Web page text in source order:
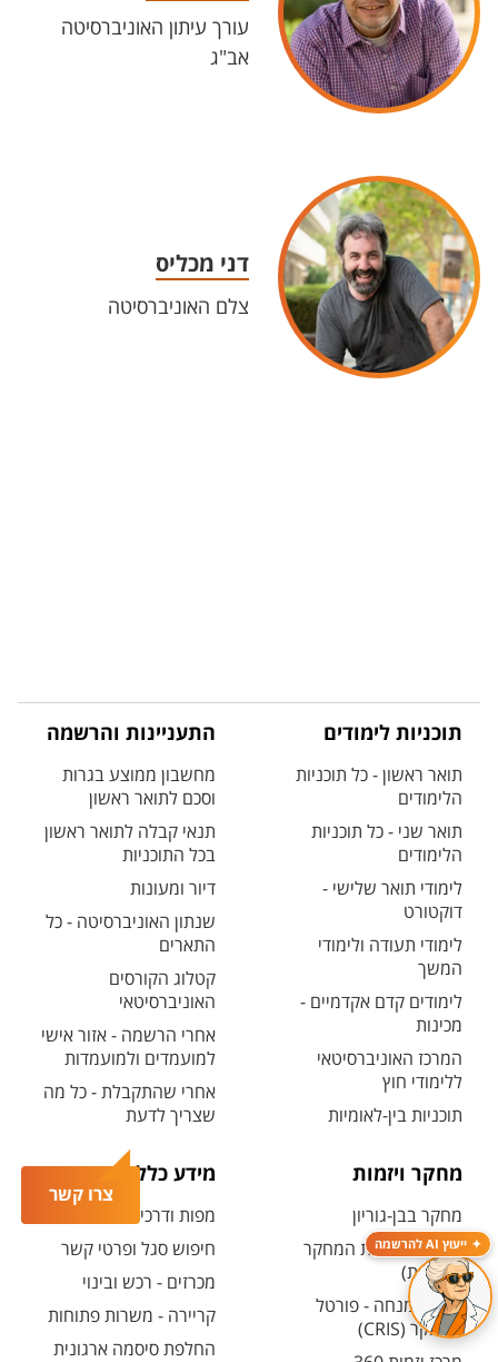
צרו קשר
ייעוץ AI להרשמה
עורך עיתון האוניברסיטה
אב"ג
דני מכליס
צלם האוניברסיטה
תוכניות לימודים
תואר ראשון - כל תוכניות
הלימודים
תואר שני - כל תוכניות
הלימודים
לימודי תואר שלישי -
דוקטורט
לימודי תעודה ולימודי
המשך
לימודים קדם אקדמיים -
מכינות
המרכז האוניברסיטאי
ללימודי חוץ
תוכניות בין-לאומיות
התעניינות והרשמה
מחשבון ממוצע בגרות
וסכם לתואר ראשון
תנאי קבלה לתואר ראשון
בכל התוכניות
דיור ומעונות
שנתון האוניברסיטה - כל
התארים
קטלוג הקורסים
האוניברסיטאי
אחרי הרשמה - אזור אישי
למועמדים ולמועמדות
אחרי שהתקבלת - כל מה
שצריך לדעת
מחקר ויזמות
מחקר בבן-גוריון
קטלוג תשתיות המחקר
(אנגלית)
חיפוש מנחה - פורטל
המחקר (CRIS)
מידע כללי
מפות ודרכי הגעה
חיפוש סגל ופרטי קשר
מכרזים - רכש ובינוי
קריירה - משרות פתוחות
החלפת סיסמה ארגונית